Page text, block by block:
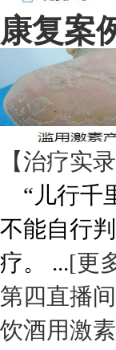
康复案
【治疗实
“儿行千
不能自行
疗。 ...[更
第四直播
饮酒用激